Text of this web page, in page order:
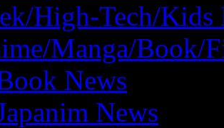
High-Tech/Kids
Manga/Book/
News
News